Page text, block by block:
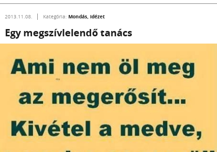
2013.11.08. Kategória: Mondás, idézet
Egy megszívlelendő tanács